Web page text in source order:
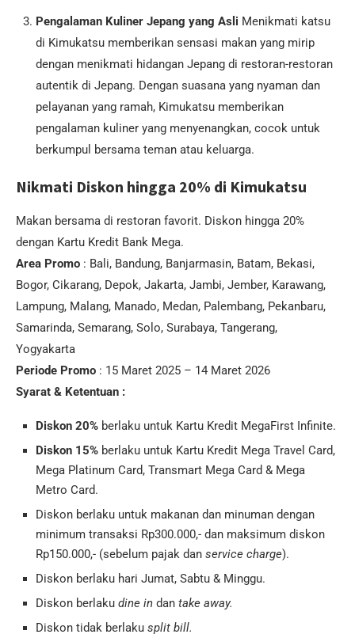
Pengalaman Kuliner Jepang yang Asli Menikmati katsu
di Kimukatsu memberikan sensasi makan yang mirip
dengan menikmati hidangan Jepang di restoran-restoran
autentik di Jepang. Dengan suasana yang nyaman dan
pelayanan yang ramah, Kimukatsu memberikan
pengalaman kuliner yang menyenangkan, cocok untuk
berkumpul bersama teman atau keluarga.
Nikmati Diskon hingga 20% di Kimukatsu
Makan bersama di restoran favorit. Diskon hingga 20%
dengan Kartu Kredit Bank Mega.
Area Promo : Bali, Bandung, Banjarmasin, Batam, Bekasi,
Bogor, Cikarang, Depok, Jakarta, Jambi, Jember, Karawang,
Lampung, Malang, Manado, Medan, Palembang, Pekanbaru,
Samarinda, Semarang, Solo, Surabaya, Tangerang,
Yogyakarta
Periode Promo : 15 Maret 2025 – 14 Maret 2026
Syarat & Ketentuan :
Diskon 20% berlaku untuk Kartu Kredit MegaFirst Infinite.
Diskon 15% berlaku untuk Kartu Kredit Mega Travel Card,
Mega Platinum Card, Transmart Mega Card & Mega
Metro Card.
Diskon berlaku untuk makanan dan minuman dengan
minimum transaksi Rp300.000,- dan maksimum diskon
Rp150.000,- (sebelum pajak dan service charge).
Diskon berlaku hari Jumat, Sabtu & Minggu.
Diskon berlaku dine in dan take away.
Diskon tidak berlaku split bill.